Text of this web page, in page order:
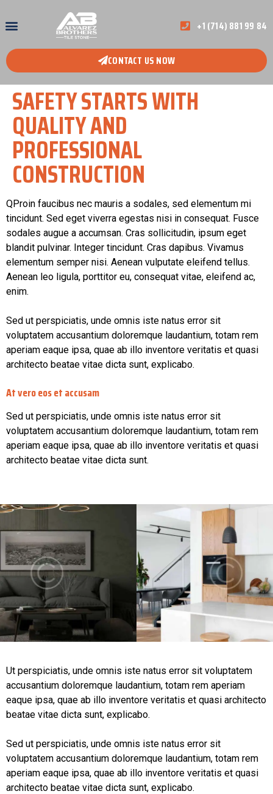
+1 (714) 881 99 84
CONTACT US NOW
SAFETY STARTS WITH
QUALITY AND
PROFESSIONAL
CONSTRUCTION
QProin faucibus nec mauris a sodales, sed elementum mi
tincidunt. Sed eget viverra egestas nisi in consequat. Fusce
sodales augue a accumsan. Cras sollicitudin, ipsum eget
blandit pulvinar. Integer tincidunt. Cras dapibus. Vivamus
elementum semper nisi. Aenean vulputate eleifend tellus.
Aenean leo ligula, porttitor eu, consequat vitae, eleifend ac,
enim.
Sed ut perspiciatis, unde omnis iste natus error sit
voluptatem accusantium doloremque laudantium, totam rem
aperiam eaque ipsa, quae ab illo inventore veritatis et quasi
architecto beatae vitae dicta sunt, explicabo.
At vero eos et accusam
Sed ut perspiciatis, unde omnis iste natus error sit
voluptatem accusantium doloremque laudantium, totam rem
aperiam eaque ipsa, quae ab illo inventore veritatis et quasi
architecto beatae vitae dicta sunt.
Ut perspiciatis, unde omnis iste natus error sit voluptatem
accusantium doloremque laudantium, totam rem aperiam
eaque ipsa, quae ab illo inventore veritatis et quasi architecto
beatae vitae dicta sunt, explicabo.
Sed ut perspiciatis, unde omnis iste natus error sit
voluptatem accusantium doloremque laudantium, totam rem
aperiam eaque ipsa, quae ab illo inventore veritatis et quasi
architecto beatae vitae dicta sunt, explicabo.